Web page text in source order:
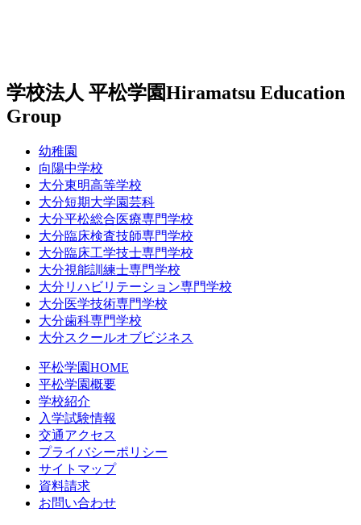
学校法人 平松学園Hiramatsu Education
Group
幼稚園
向陽中学校
大分東明高等学校
大分短期大学園芸科
大分平松総合医療専門学校
大分臨床検査技師専門学校
大分臨床工学技士専門学校
大分視能訓練士専門学校
大分リハビリテーション専門学校
大分医学技術専門学校
大分歯科専門学校
大分スクールオブビジネス
平松学園HOME
平松学園概要
学校紹介
入学試験情報
交通アクセス
プライバシーポリシー
サイトマップ
資料請求
お問い合わせ